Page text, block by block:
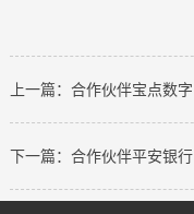
上一篇：合作伙伴宝点数字
下一篇：合作伙伴平安银行